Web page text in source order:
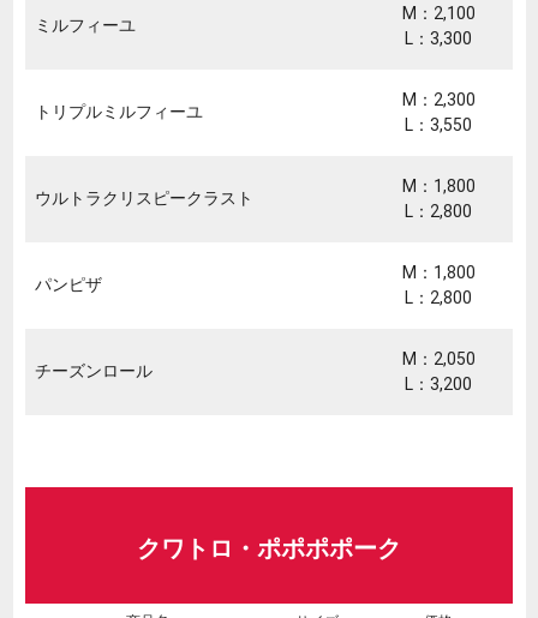
ミルフィーユ
M：2,100
L：3,300
トリプルミルフィーユ
M：2,300
L：3,550
ウルトラクリスピークラスト
M：1,800
L：2,800
パンピザ
M：1,800
L：2,800
チーズンロール
M：2,050
L：3,200
クワトロ・ポポポポーク